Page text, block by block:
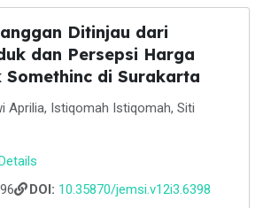
Ditinjau dari
dan Persepsi Harga
Somethinc di Surakarta
Aprilia, Istiqomah Istiqomah, Siti
DOI: 10.35870/jemsi.v12i3.6398